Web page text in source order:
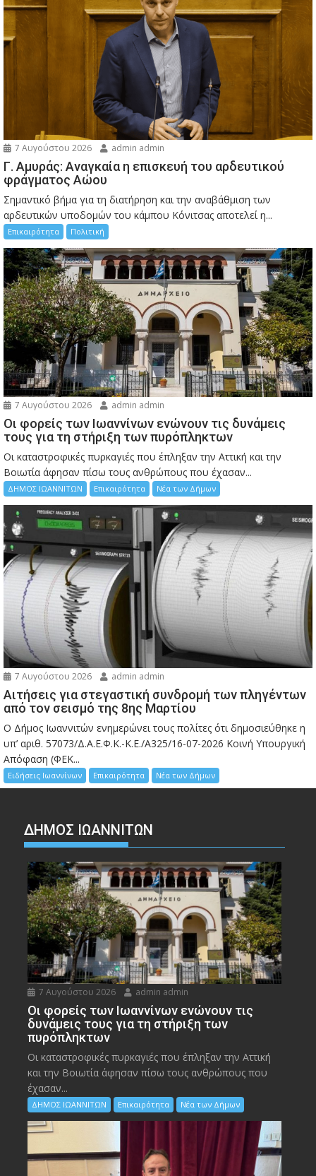
7 Αυγούστου 2026 admin admin
Γ. Αμυράς: Αναγκαία η επισκευή του αρδευτικού
φράγματος Αώου
Σημαντικό βήμα για τη διατήρηση και την αναβάθμιση των
αρδευτικών υποδομών του κάμπου Κόνιτσας αποτελεί η...
Επικαιρότητα Πολιτική
7 Αυγούστου 2026 admin admin
Οι φορείς των Ιωαννίνων ενώνουν τις δυνάμεις
τους για τη στήριξη των πυρόπληκτων
Οι καταστροφικές πυρκαγιές που έπληξαν την Αττική και την
Bοιωτία άφησαν πίσω τους ανθρώπους που έχασαν...
ΔΗΜΟΣ ΙΩΑΝΝΙΤΩΝ Επικαιρότητα Νέα των Δήμων
7 Αυγούστου 2026 admin admin
Αιτήσεις για στεγαστική συνδρομή των πληγέντων
από τον σεισμό της 8ης Μαρτίου
Ο Δήμος Ιωαννιτών ενημερώνει τους πολίτες ότι δημοσιεύθηκε η
υπ’ αριθ. 57073/Δ.Α.Ε.Φ.Κ.-Κ.Ε./Α325/16-07-2026 Κοινή Υπουργική
Απόφαση (ΦΕΚ...
Ειδήσεις Ιωαννίνων Επικαιρότητα Νέα των Δήμων
ΔΗΜΟΣ ΙΩΑΝΝΙΤΩΝ
7 Αυγούστου 2026 admin admin
Οι φορείς των Ιωαννίνων ενώνουν τις
δυνάμεις τους για τη στήριξη των
πυρόπληκτων
Οι καταστροφικές πυρκαγιές που έπληξαν την Αττική
και την Bοιωτία άφησαν πίσω τους ανθρώπους που
έχασαν...
ΔΗΜΟΣ ΙΩΑΝΝΙΤΩΝ Επικαιρότητα Νέα των Δήμων